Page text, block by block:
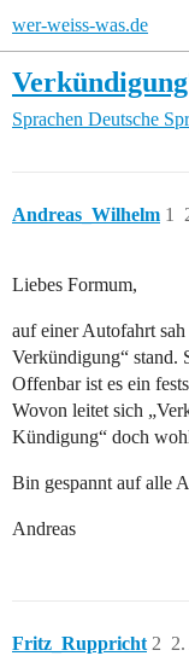
wer-weiss-was.de
Sprachen Deutsche
Andreas_Wilhelm 1
Liebes Formum,
auf einer Autofahrt
Verkündigung“ stand.
Offenbar ist es ein
Wovon leitet sich
Kündigung“ doch
Bin gespannt auf alle
Andreas
Fritz_Ruppricht 2